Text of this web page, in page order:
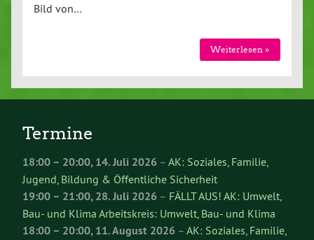
Bild von…
Weiterlesen »
Termine
18:00– 20:00,14. Juli 2026 – AK: Soziales, Familie,
Jugend, Bildung & Öffentliche Sicherheit
19:00– 21:00,28. Juli 2026 – FÄLLT AUS! AK: Umwelt,
Bau- und Klima Arbeitskreis: Umwelt, Bau- und Klima
18:00– 20:00,11. August 2026 – AK: Soziales, Familie,